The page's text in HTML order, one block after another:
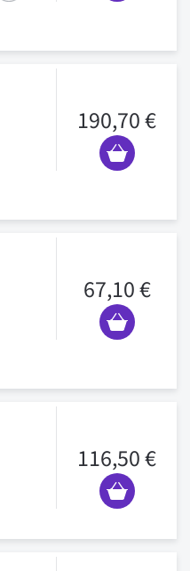
190,70 €
67,10 €
116,50 €